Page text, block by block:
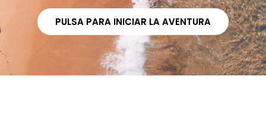
PULSA PARA INICIAR LA AVENTURA